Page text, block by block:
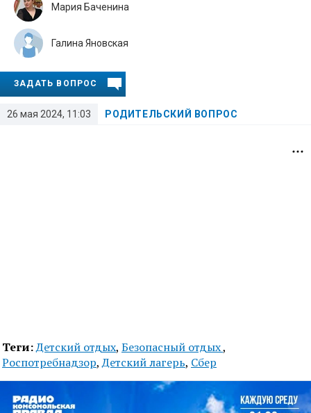
26 мая 2024, 11:03 РОДИТЕЛЬСКИЙ ВОПРОС
Мария Баченина
Галина Яновская
ЗАДАТЬ ВОПРОС
Теги:Детский отдых, Безопасный отдых,
Роспотребнадзор,Детский лагерь, Сбер